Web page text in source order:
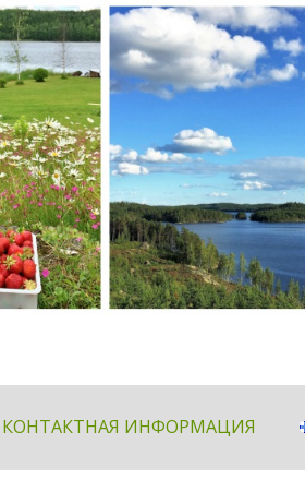
КОНТАКТНАЯ ИНФОРМАЦИЯ